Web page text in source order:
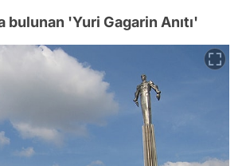
bulunan 'Yuri Gagarin Anıtı'